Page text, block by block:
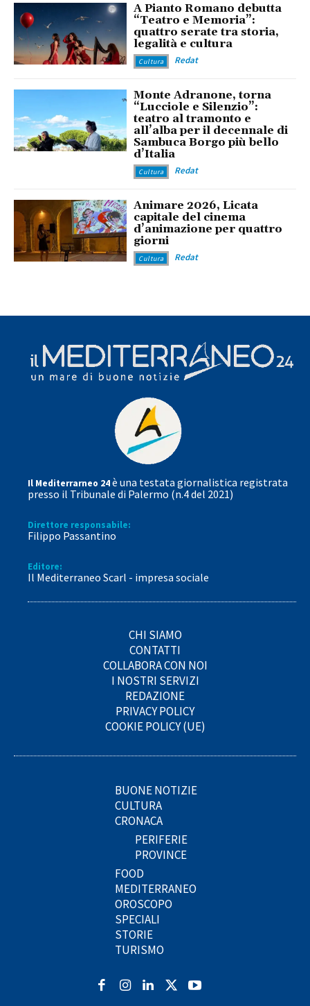
A Pianto Romano debutta
“Teatro e Memoria”:
quattro serate tra storia,
legalità e cultura
Cultura Redat
Monte Adranone, torna
“Lucciole e Silenzio”:
teatro al tramonto e
all’alba per il decennale di
Sambuca Borgo più bello
d’Italia
Cultura Redat
Animare 2026, Licata
capitale del cinema
d’animazione per quattro
giorni
Cultura Redat
Il Mediterrarneo 24è una testata giornalistica registrata
presso il Tribunale di Palermo (n.4 del 2021)
Direttore responsabile:
Filippo Passantino
Editore:
Il Mediterraneo Scarl - impresa sociale
CHI SIAMO
CONTATTI
COLLABORA CON NOI
I NOSTRI SERVIZI
REDAZIONE
PRIVACY POLICY
COOKIE POLICY (UE)
BUONE NOTIZIE
CULTURA
CRONACA
PERIFERIE
PROVINCE
FOOD
MEDITERRANEO
OROSCOPO
SPECIALI
STORIE
TURISMO